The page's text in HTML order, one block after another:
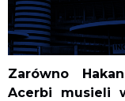
Zarówno
Acerbi musieli